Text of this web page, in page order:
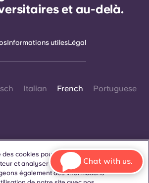
et au-delà.
Informations utilesLégal
Italian French Portuguese
Contactez-nous
cookies pour améliorer votre
et analyser les performances et le
également des informations
Chat with us.